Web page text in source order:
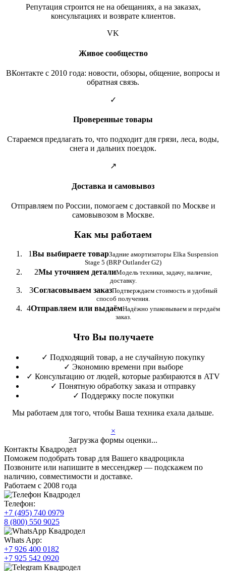
Репутация строится не на обещаниях, а на заказах,
консультациях и возврате клиентов.
VK
Живое сообщество
ВКонтакте с 2010 года: новости, обзоры, общение, вопросы и
обратная связь.
✓
Проверенные товары
Стараемся предлагать то, что подходит для грязи, леса, воды,
снега и дальних поездок.
↗
Доставка и самовывоз
Отправляем по России, помогаем с доставкой по Москве и
самовывозом в Москве.
Как мы работаем
1Вы выбираете товарЗадние амортизаторы Elka Suspension
Stage 5 (BRP Outlander G2)
2Мы уточняем деталиМодель техники, задачу, наличие,
доставку.
3Согласовываем заказПодтверждаем стоимость и удобный
способ получения.
4Отправляем или выдаёмНадёжно упаковываем и передаём
заказ.
Что Вы получаете
✓ Подходящий товар, а не случайную покупку
✓ Экономию времени при выборе
✓ Консультацию от людей, которые разбираются в ATV
✓ Понятную обработку заказа и отправку
✓ Поддержку после покупки
Мы работаем для того, чтобы Ваша техника ехала дальше.
×
Загрузка формы оценки...
Контакты Квадродел
Поможем подобрать товар для Вашего квадроцикла
Позвоните или напишите в мессенджер — подскажем по
наличию, совместимости и доставке.
Работаем с 2008 года
Телефон:
+7 (495) 740 0979
8 (800) 550 9025
Whats App:
+7 926 400 0182
+7 925 542 0920